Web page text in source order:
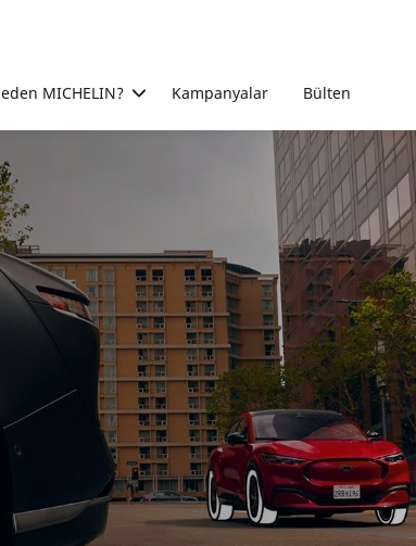
MICHELIN? Kampanyalar Bülten